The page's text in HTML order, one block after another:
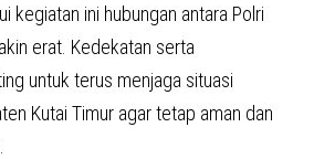
kegiatan ini hubungan antara Polri
erat. Kedekatan serta
untuk terus menjaga situasi
Kutai Timur agar tetap aman dan